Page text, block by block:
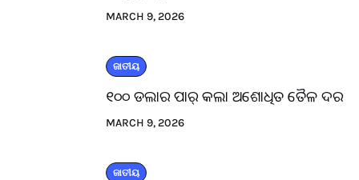
MARCH 9, 2026
ଜାତୀୟ
୧୦୦ ଡଲାର ପାର୍ କଲା ଅଶୋଧିତ ତୈଳ ଦର
MARCH 9, 2026
ଜାତୀୟ